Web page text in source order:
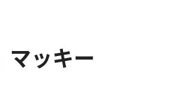
マッキー